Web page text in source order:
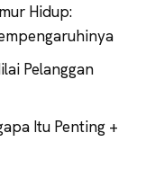
Hidup:
Pelanggan
Itu Penting +